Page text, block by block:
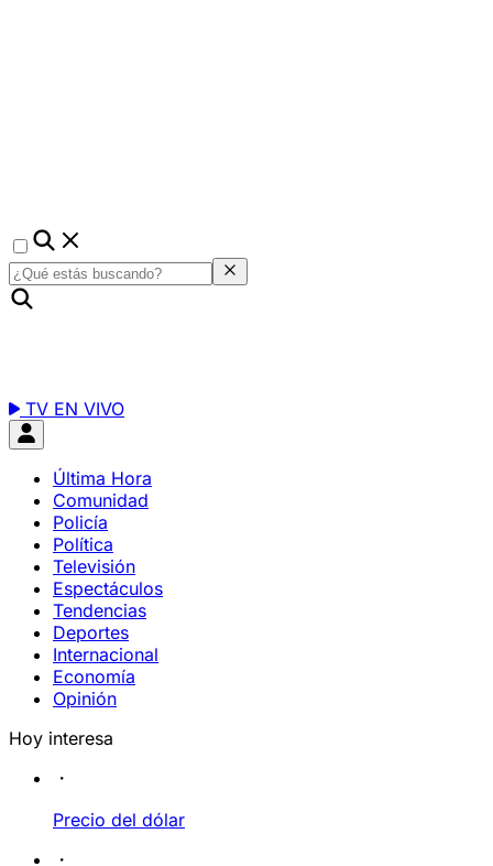
TV EN VIVO
Última Hora
Comunidad
Policía
Política
Televisión
Espectáculos
Tendencias
Deportes
Internacional
Economía
Opinión
Hoy interesa
Precio del dólar